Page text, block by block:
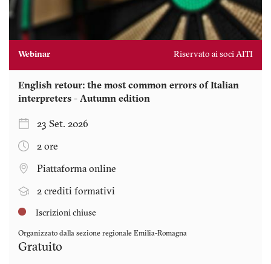
Webinar Riservato ai soci AITI
English retour: the most common errors of Italian
interpreters - Autumn edition
23 Set. 2026
2 ore
Piattaforma online
2 crediti formativi
Iscrizioni chiuse
Organizzato dalla sezione regionale Emilia-Romagna
Gratuito